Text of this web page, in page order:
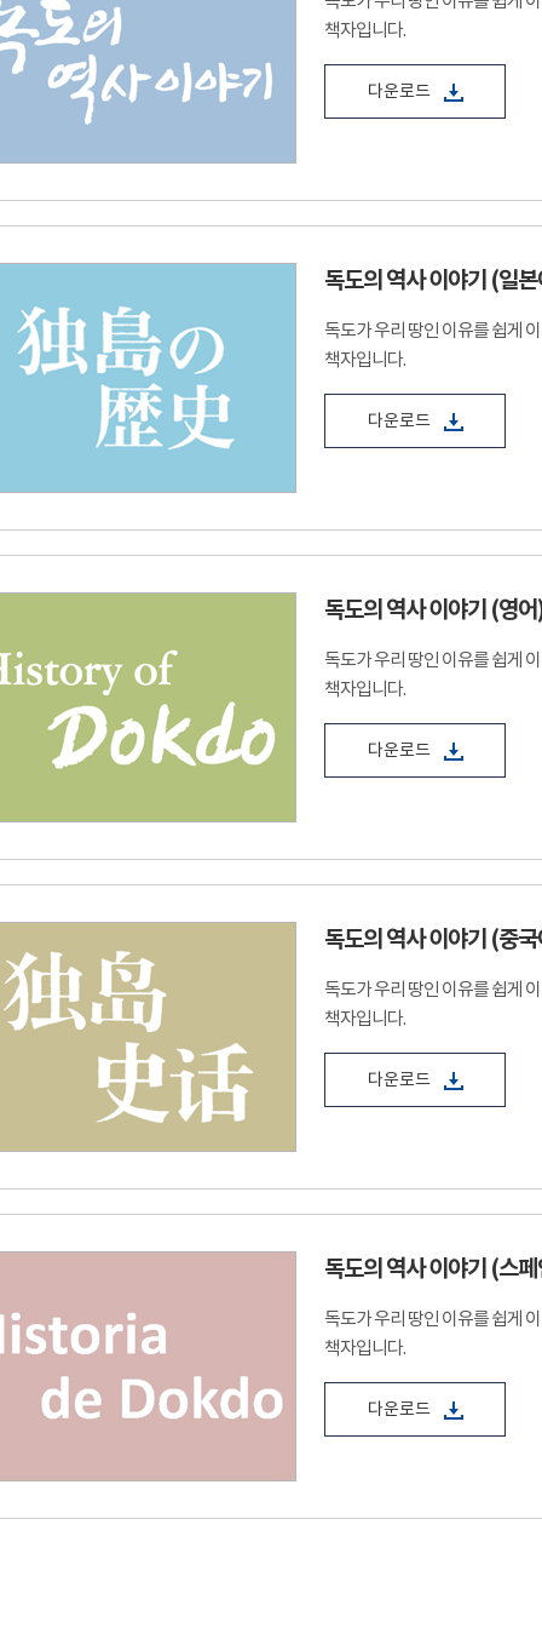
책자입니다.
다운로드
독도의 역사 이야기 (일
독도가 우리 땅인 이유를 쉽게
책자입니다.
다운로드
독도의 역사 이야기 (영
독도가 우리 땅인 이유를 쉽게
책자입니다.
다운로드
독도의 역사 이야기 (중
독도가 우리 땅인 이유를 쉽게
책자입니다.
다운로드
독도의 역사 이야기 (스
독도가 우리 땅인 이유를 쉽게
책자입니다.
다운로드